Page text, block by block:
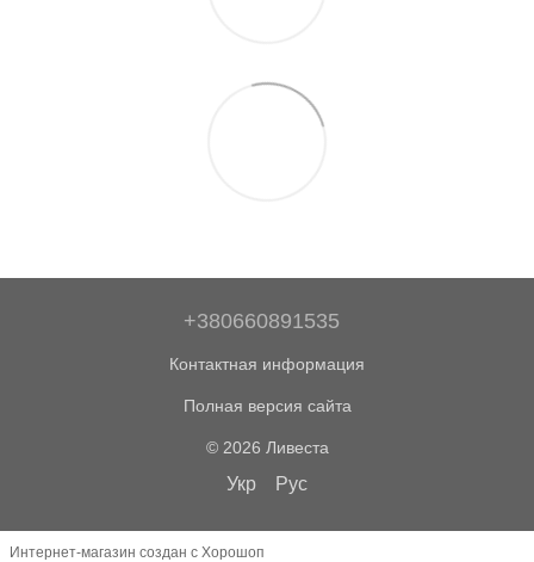
+380660891535
Контактная информация
Полная версия сайта
© 2026 Ливеста
Укр Рус
Интернет-магазин создан с Хорошоп